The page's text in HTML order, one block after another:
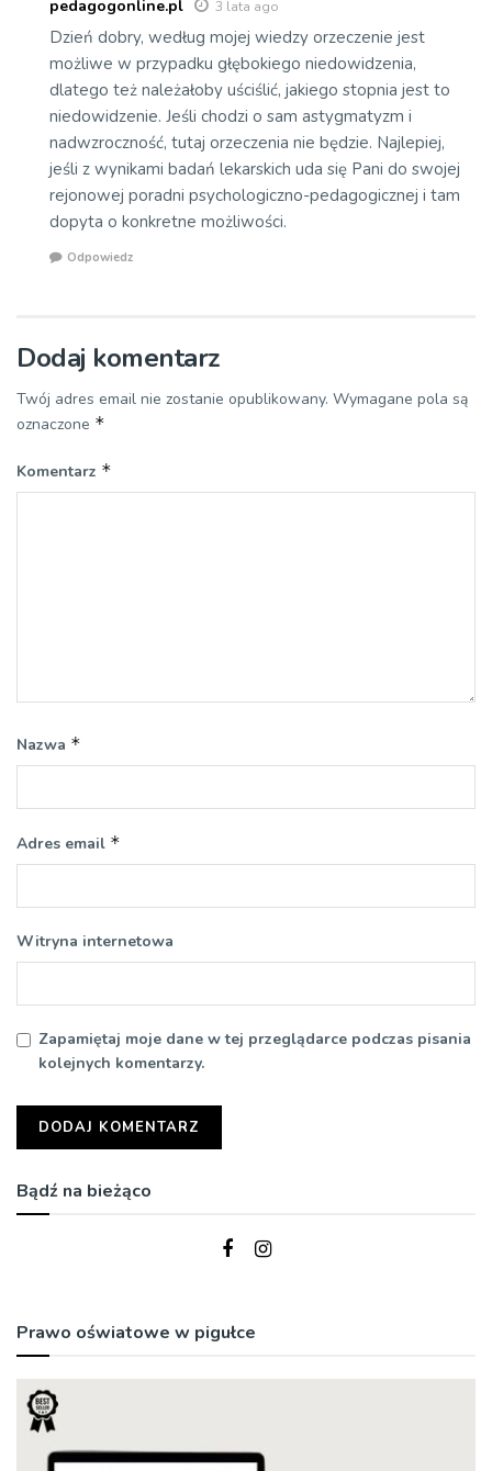
pedagogonline.pl 3 lata ago
Dzień dobry, według mojej wiedzy orzeczenie jest
możliwe w przypadku głębokiego niedowidzenia,
dlatego też należałoby uściślić, jakiego stopnia jest to
niedowidzenie. Jeśli chodzi o sam astygmatyzm i
nadwzroczność, tutaj orzeczenia nie będzie. Najlepiej,
jeśli z wynikami badań lekarskich uda się Pani do swojej
rejonowej poradni psychologiczno-pedagogicznej i tam
dopyta o konkretne możliwości.
Odpowiedz
Dodaj komentarz
Twój adres email nie zostanie opublikowany. Wymagane pola są
oznaczone *
Komentarz *
Nazwa *
Adres email *
Witryna internetowa
Zapamiętaj moje dane w tej przeglądarce podczas pisania
kolejnych komentarzy.
Bądź na bieżąco
Prawo oświatowe w pigułce